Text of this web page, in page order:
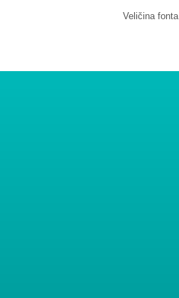
Veličina fonta